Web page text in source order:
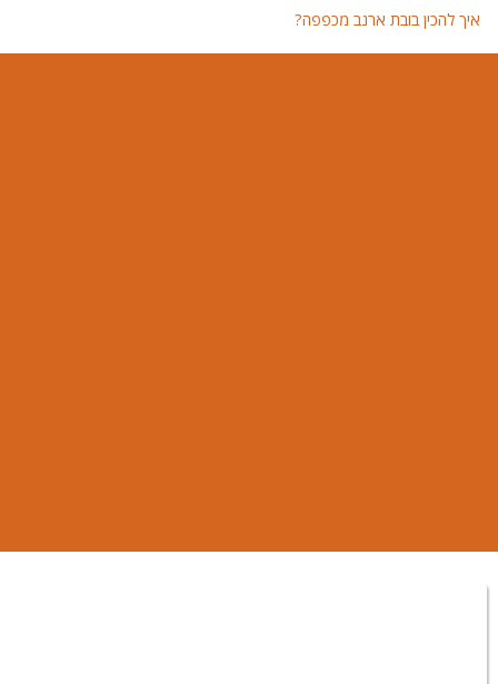
איך להכין בובת ארנב מכפפה?